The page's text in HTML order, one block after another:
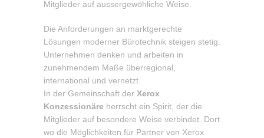
Mitglieder auf aussergewöhliche Weise.
Die Anforderungen an marktgerechte
Lösungen moderner Bürotechnik steigen stetig.
Unternehmen denken und arbeiten in
zunehmendem Maße überregional,
international und vernetzt.
In der Gemeinschaft der Xerox
Konzessionäre herrscht ein Spirit, der die
Mitglieder auf besondere Weise verbindet. Dort
wo die Möglichkeiten für Partner von Xerox